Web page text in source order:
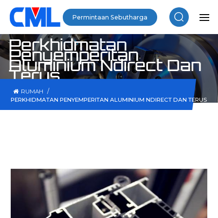
Permintaan Sebutharga
Perkhidmatan
Penyemperitan
Aluminium Ndirect Dan
Terus
RUMAH /
PERKHIDMATAN PENYEMPERITAN ALUMINIUM NDIRECT DAN TERUS